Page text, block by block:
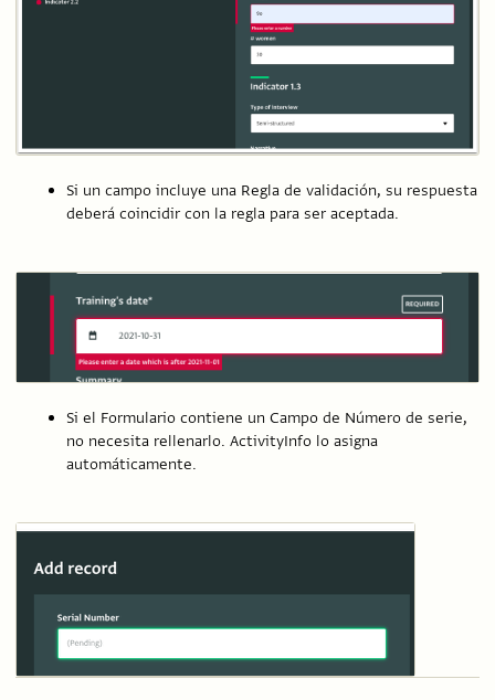
Si un campo incluye una Regla de validación, su respuesta
deberá coincidir con la regla para ser aceptada.
Si el Formulario contiene un Campo de Número de serie,
no necesita rellenarlo. ActivityInfo lo asigna
automáticamente.